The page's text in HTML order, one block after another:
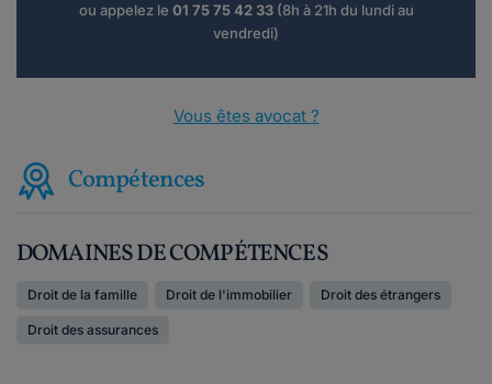
ou appelez le 01 75 75 42 33(8h à 21h du lundi au
vendredi)
Vous êtes avocat ?
Compétences
DOMAINES DE COMPÉTENCES
Droit de la famille Droit de l'immobilier Droit des étrangers
Droit des assurances